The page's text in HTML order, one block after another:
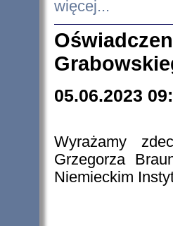
więcej...
05.06.2023
Wyrażamy
Grzegorza
Niemieckim